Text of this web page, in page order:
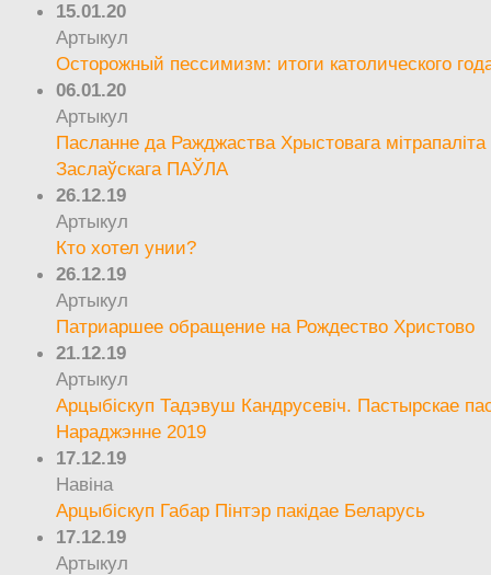
15.01.20
Артыкул
Осторожный пессимизм: итоги католического
06.01.20
Артыкул
Пасланне да Ражджаства Хрыстовага мітрапаліта
Заслаўскага ПАЎЛА
26.12.19
Артыкул
Кто хотел унии?
26.12.19
Артыкул
Патриаршее обращение на Рождество Христово
21.12.19
Артыкул
Арцыбіскуп Тадэвуш Кандрусевіч. Пастырскае
Нараджэнне 2019
17.12.19
Навіна
Арцыбіскуп Габар Пінтэр пакідае Беларусь
17.12.19
Артыкул